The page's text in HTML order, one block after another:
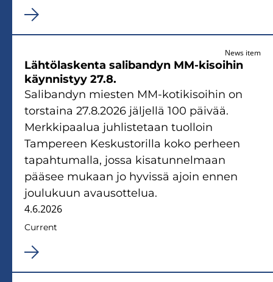
News item
Lähtölaskenta salibandyn MM-kisoihin
käynnistyy 27.8.
Salibandyn miesten MM-kotikisoihin on
torstaina 27.8.2026 jäljellä 100 päivää.
Merkkipaalua juhlistetaan tuolloin
Tampereen Keskustorilla koko perheen
tapahtumalla, jossa kisatunnelmaan
pääsee mukaan jo hyvissä ajoin ennen
joulukuun avausottelua.
4.6.2026
Current